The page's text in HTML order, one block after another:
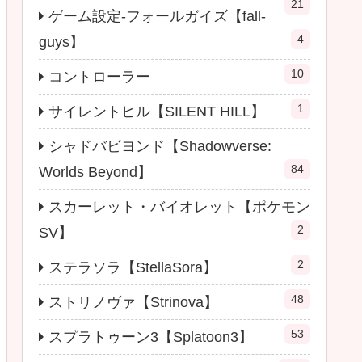
21
ゲーム設定-フォールガイズ【fall-
guys】
4
コントローラー 10
サイレントヒル【SILENT HILL】 1
シャドバビヨンド【Shadowverse:
Worlds Beyond】
84
スカーレット・バイオレット【ポケモン
SV】
2
ステラソラ【StellaSora】 2
ストリノヴァ【Strinova】 48
スプラトゥーン3【Splatoon3】 53